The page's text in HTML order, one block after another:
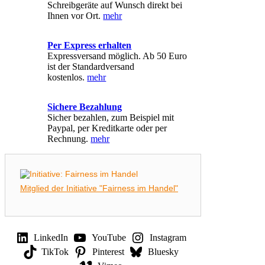
auf
werden
Schreibgeräte auf Wunsch direkt bei
Ihnen vor Ort.mehr
Per Express erhalten
Expressversand möglich. Ab 50 Euro
ist der Standardversand
kostenlos.mehr
Sichere Bezahlung
Sicher bezahlen, zum Beispiel mit
Paypal, per Kreditkarte oder per
Rechnung.mehr
Mitglied der Initiative "Fairness im Handel"
LinkedIn YouTube
Instagram
TikTok
Pinterest
Bluesky